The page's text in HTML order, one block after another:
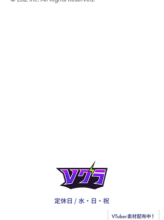
定休日 / 水・日・祝